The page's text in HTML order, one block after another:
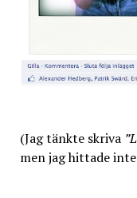
(Jag tänkte skriva
men jag hittade